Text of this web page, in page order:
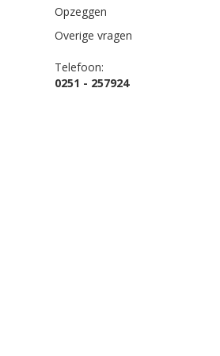
Opzeggen
Overige vragen
Telefoon:
0251 - 257924